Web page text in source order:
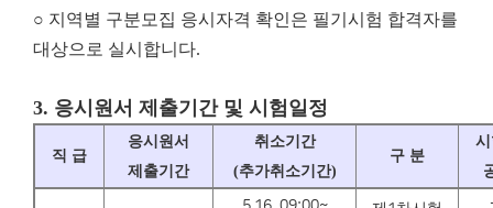
○ 지역별 구분모집 응시자격 확인은 필기시험 합격자를
대상으로 실시합니다.
3. 응시원서 제출기간 및 시험일정
직 급
응시원서
제출기간
취소기간
(추가취소기간)
구 분